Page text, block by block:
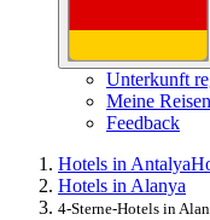
Unterkunft
Meine Reisen
Feedback
Hotels in Antalya
Hotels in Alanya
4-Sterne-Hotels in